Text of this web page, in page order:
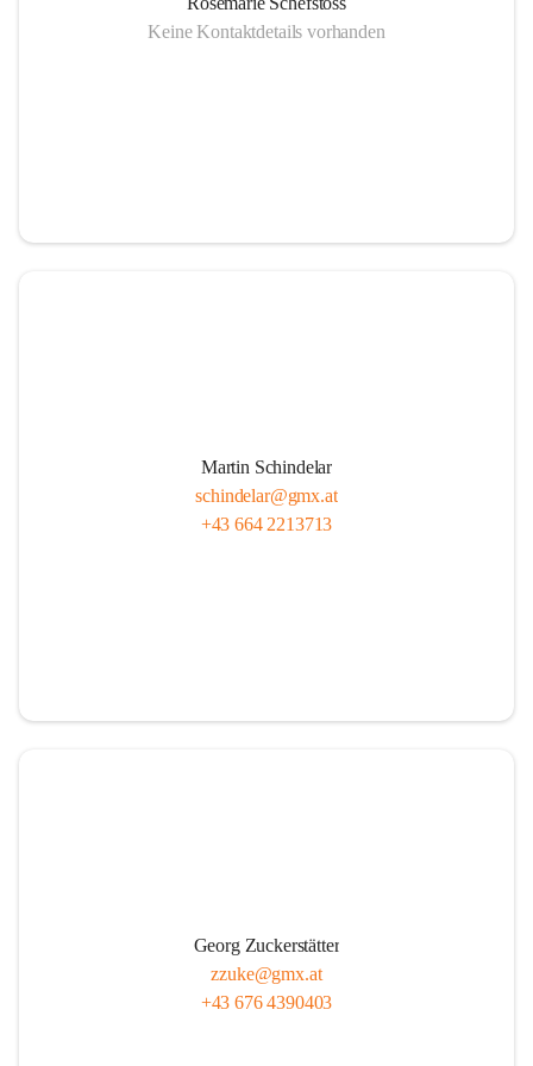
Keine Kontaktdetails vorhanden
Martin Schindelar
schindelar@gmx.at
+43 664 2213713
Georg Zuckerstätter
zzuke@gmx.at
+43 676 4390403